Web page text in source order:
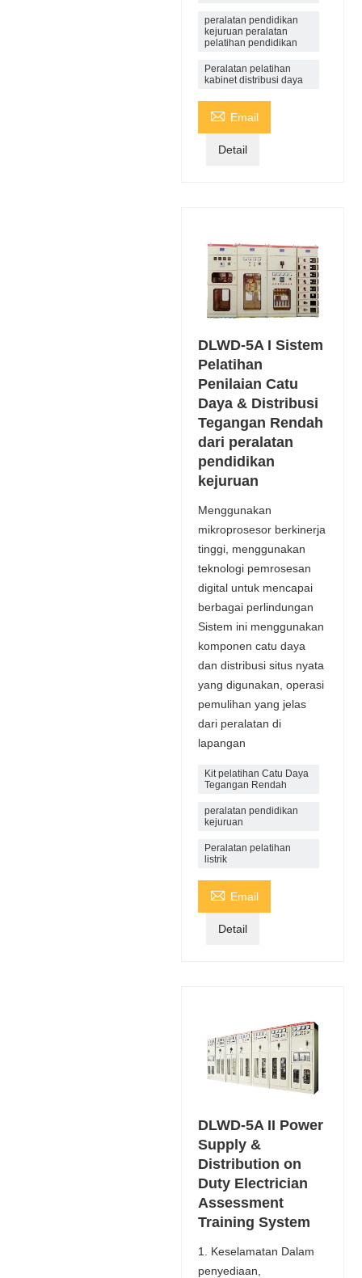
peralatan pendidikan
kejuruan peralatan
pelatihan pendidikan
Peralatan pelatihan
kabinet distribusi daya
 Email
Detail
DLWD-5A I Sistem
Pelatihan
Penilaian Catu
Daya & Distribusi
Tegangan Rendah
dari peralatan
pendidikan
kejuruan
Menggunakan
mikroprosesor berkinerja
tinggi, menggunakan
teknologi pemrosesan
digital untuk mencapai
berbagai perlindungan
Sistem ini menggunakan
komponen catu daya
dan distribusi situs nyata
yang digunakan, operasi
pemulihan yang jelas
dari peralatan di
lapangan
Kit pelatihan Catu Daya
Tegangan Rendah
peralatan pendidikan
kejuruan
Peralatan pelatihan
listrik
 Email
Detail
DLWD-5A II Power
Supply &
Distribution on
Duty Electrician
Assessment
Training System
1. Keselamatan Dalam
penyediaan,